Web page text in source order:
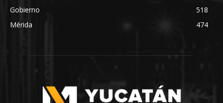
Gobierno
518
Mérida
474